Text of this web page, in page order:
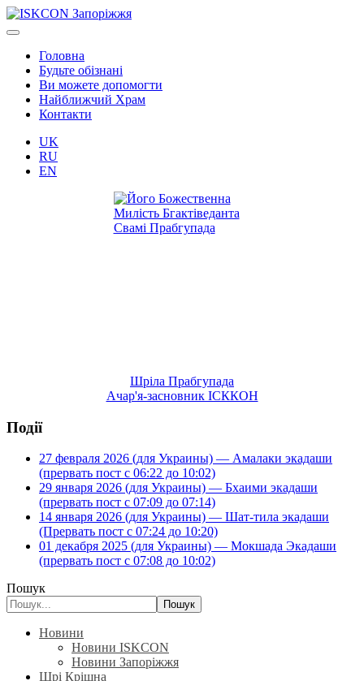
Головна
Будьте обізнані
Ви можете допомогти
Найближчий Храм
Контакти
UK
RU
EN
Шріла Прабгупада
Ачар'я-засновник ІСККОН
Події
27 февраля 2026 (для Украины) — Амалаки экадаши
(прервать пост с 06:22 до 10:02)
29 января 2026 (для Украины) — Бхаими экадаши
(прервать пост с 07:09 до 07:14)
14 января 2026 (для Украины) — Шат-тила экадаши
(Прервать пост с 07:24 до 10:20)
01 декабря 2025 (для Украины) — Мокшада Экадаши
(прервать пост с 07:08 до 10:02)
Пошук
Пошук
Новини
Новини ISKCON
Новини Запоріжжя
Шрі Крішна